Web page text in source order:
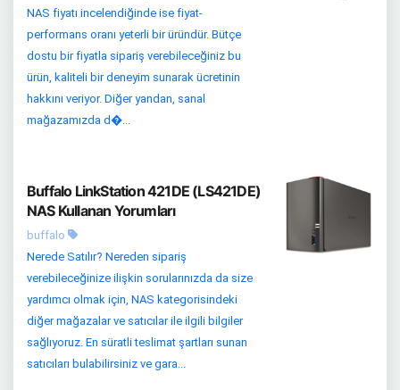
NAS fiyatı incelendiğinde ise fiyat-
performans oranı yeterli bir üründür. Bütçe
dostu bir fiyatla sipariş verebileceğiniz bu
ürün, kaliteli bir deneyim sunarak ücretinin
hakkını veriyor. Diğer yandan, sanal
mağazamızda d�...
Buffalo LinkStation 421DE (LS421DE)
NAS Kullanan Yorumları
buffalo
Nerede Satılır? Nereden sipariş
verebileceğinize ilişkin sorularınızda da size
yardımcı olmak için, NAS kategorisindeki
diğer mağazalar ve satıcılar ile ilgili bilgiler
sağlıyoruz. En süratli teslimat şartları sunan
satıcıları bulabilirsiniz ve gara...